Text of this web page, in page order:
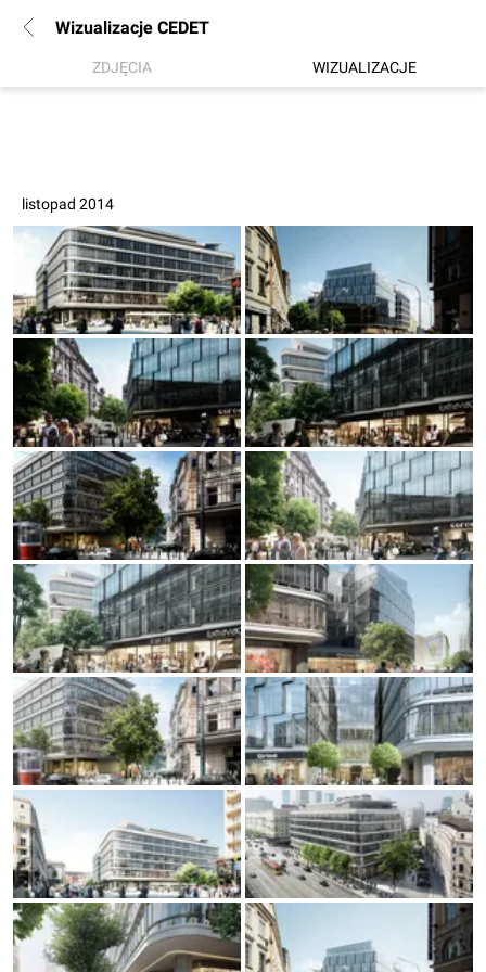
Wizualizacje CEDET
ZDJĘCIA WIZUALIZACJE
listopad 2014